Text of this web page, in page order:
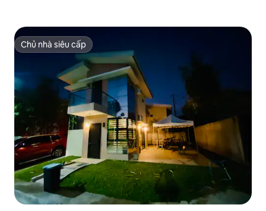
Chủ nhà siêu cấp
Chủ nhà siêu cấp